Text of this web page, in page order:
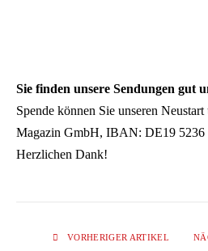
Sie finden unsere Sendungen gut
Spende können Sie unseren
Magazin GmbH, IBAN: DE19 5236
Herzlichen Dank!
VORHERIGER ARTIKEL